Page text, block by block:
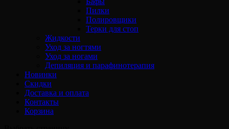
Пилки
Полировщики
Терки для стоп
Жидкости
Уход за ногтями
Уход за ногами
Депиляция и парафинотерапия
Новинки
Скидки
Доставка и оплата
Контакты
Корзина